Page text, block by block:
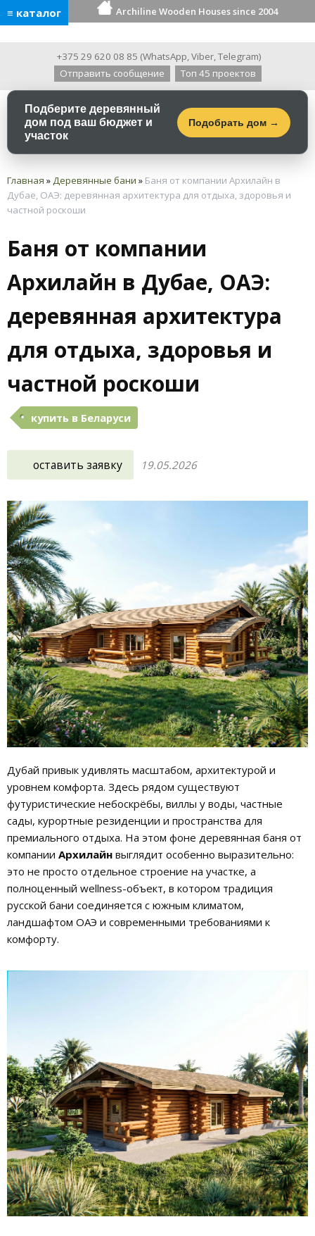
≡ каталог Archiline Wooden Houses since 2004
+375 29 620 08 85 (WhatsApp,Viber,Telegram)
Отправить сообщение
Топ 45 проектов
Подберите деревянный
дом под ваш бюджет и
участок
Подобрать дом →
Главная »Деревянные бани » Баня от компании Архилайн в
Дубае, ОАЭ: деревянная архитектура для отдыха, здоровья и
частной роскоши
Баня от компании
Архилайн в Дубае, ОАЭ:
деревянная архитектура
для отдыха, здоровья и
частной роскоши
купить в Беларуси
оставить заявку 19.05.2026
Дубай привык удивлять масштабом, архитектурой и
уровнем комфорта. Здесь рядом существуют
футуристические небоскрёбы, виллы у воды, частные
сады, курортные резиденции и пространства для
премиального отдыха. На этом фоне деревянная баня от
компании Архилайн выглядит особенно выразительно:
это не просто отдельное строение на участке, а
полноценный wellness-объект, в котором традиция
русской бани соединяется с южным климатом,
ландшафтом ОАЭ и современными требованиями к
комфорту.